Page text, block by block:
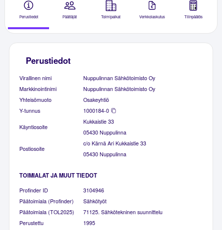
Perustiedot Päättäjät Toimipaikat Verkkolaskutus Tilinpäätös
Perustiedot
Virallinen nimi
Nuppulinnan Sähkötoimisto Oy
Markkinointinimi
Nuppulinnan Sähkötoimisto Oy
Yhteisömuoto
Osakeyhtiö
Y-tunnus
1000184-0
Käyntiosoite
Kukkaistie 33
05430 Nuppulinna
Postiosoite
c/o Kärnä Ari Kukkaistie 33
05430 Nuppulinna
TOIMIALAT JA MUUT TIEDOT
Profinder ID
3104946
Päätoimiala (Profinder)
Sähkötyöt
Päätoimiala (TOL2025)
71125. Sähkötekninen suunnittelu
Perustettu
1995